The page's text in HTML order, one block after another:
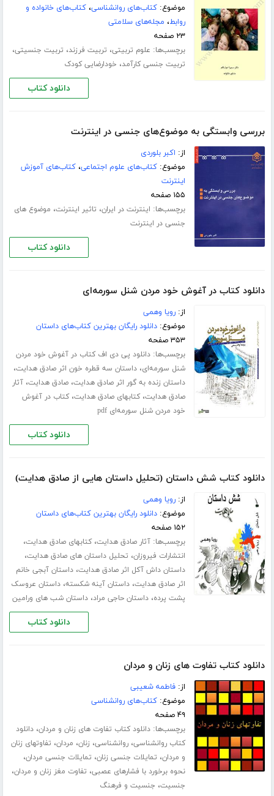
موضوع:کتاب‌های روانشناسی،کتاب‌های خانواده و
روابط، مجله‌های سلامتی
۲۳ صفحه
برچسب‌ها: علوم تربیتی، تربیت فرزند، تربیت جنسیتی،
تربیت جنسی کارآمد، خودارضایی کودک
دانلود کتاب
بررسی واب‍س‍ت‍گ‍ی‌ ب‍ه‌ م‍وض‍وع‌‌ه‍ای‌ ج‍ن‍س‍ی‌ در ای‍ن‍ت‍رن‍ت
از: اکبر بلوردی
موضوع:کتاب‌های علوم اجتماعی،کتاب‌های آموزش
اینترنت
۱۵۵ صفحه
برچسب‌ها: اینترنت در ایران، تاثیر اینترنت، موضوع های
جنسی در اینترنت
دانلود کتاب
دانلود کتاب در آغوش خود مردن شنل سورمه‌ای
از:رویا وهمی
موضوع:دانلود رایگان بهترین کتاب‌های داستان
۳۵۳ صفحه
برچسب‌ها:دانلود پی دی اف کتاب در آغوش خود مردن
شنل سورمه‌ای،داستان سه قطره خون اثر صادق هدایت،
داستان زنده به گور اثر صادق هدایت،صادق هدایت،آثار
صادق هدایت،کتابهای صادق هدایت،کتاب در آغوش
خود مردن شنل سورمه‌ای pdf
دانلود کتاب
دانلود کتاب شش داستان (تحلیل داستان هایی از صادق هدایت)
از:رویا وهمی
موضوع:دانلود رایگان بهترین کتاب‌های داستان
۱۵۲ صفحه
برچسب‌ها:آثار صادق هدایت،کتابهای صادق هدایت،
انتشارات فیروزان، تحلیل داستان های صادق هدایت،
داستان داش آکل اثر صادق هدایت،داستان آبجی خانم
اثر صادق هدایت،داستان آینه شکسته،داستان عروسک
پشت پرده،داستان حاجی مراد،داستان شب های ورامین
دانلود کتاب
دانلود کتاب تفاوت های زنان و مردان
از:فاطمه شعیبی
موضوع:کتاب‌های روانشناسی
۴۹ صفحه
برچسب‌ها:دانلود کتاب تفاوت های زنان و مردان،دانلود
کتاب روانشناسی،روانشناسی، زنان، مردان، تفاوتهای زنان
و مردان، تمایلات جنسی زنان، تمایلات جنسی مردان،
نحوه برخورد با فشارهای عصبی، تفاوت مغز زنان و مردان،
جنسیت، جنسیت و فرهنگ